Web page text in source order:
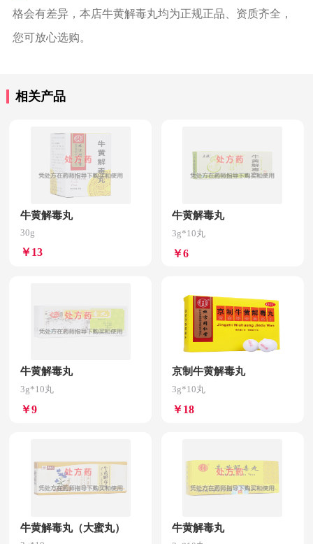
格会有差异，本店牛黄解毒丸均为正规正品、资质齐全，
您可放心选购。
相关产品
牛黄解毒丸
30g
￥13
牛黄解毒丸
3g*10丸
￥6
牛黄解毒丸
3g*10丸
￥9
京制牛黄解毒丸
3g*10丸
￥18
牛黄解毒丸（大蜜丸） 牛黄解毒丸